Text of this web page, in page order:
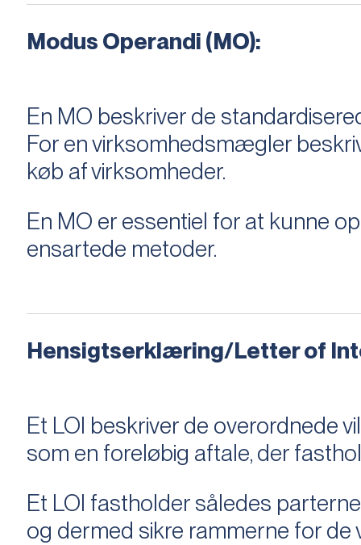
Modus Operandi (MO):
En MO beskriver de
For en virksomhedsmægler
køb af virksomheder.
En MO er essentiel for at kunne
ensartede metoder.
Hensigtserklæring/Letter of
Et LOI beskriver de overordnede
som en foreløbig aftale, der
Et LOI fastholder således
og dermed sikre rammerne for de